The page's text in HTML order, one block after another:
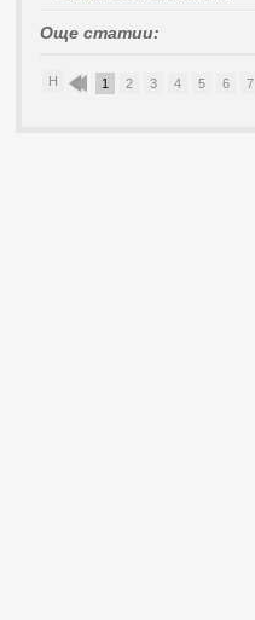
Още статии:
Н 1 2 3 4 5 6 7